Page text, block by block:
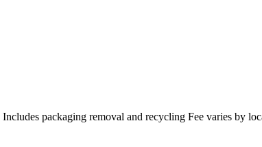
packaging removal and recycling Fee varies by